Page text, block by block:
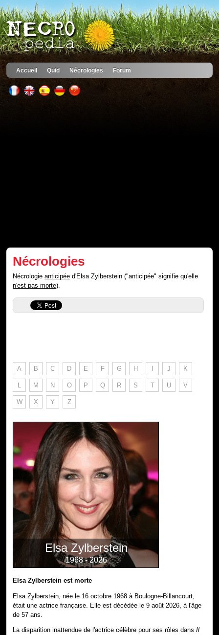
Accueil Quid Nécrologies Forum
Nécrologies
Nécrologieanticipée d'Elsa Zylberstein ("anticipée" signifie qu'elle
n'est pas morte).
A B C D E F G H I J K
L M N O P Q R S T U V
W X Y Z
Elsa Zylberstein
1968 - 2026
Elsa Zylberstein est morte
Elsa Zylberstein, née le 16 octobre 1968 à Boulogne-Billancourt,
était une actrice française. Elle est décédée le 9 août 2026, à l'âge
de 57 ans.
La disparition inattendue de l'actrice célèbre pour ses rôles dansIl